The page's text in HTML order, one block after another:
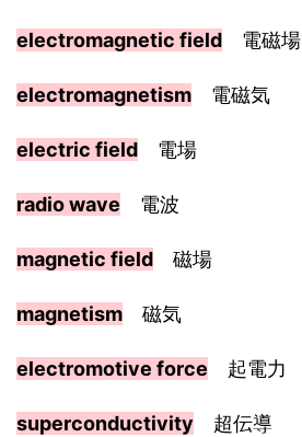
electromagnetic field 電磁場
electromagnetism 電磁気
electric field 電場
radio wave 電波
magnetic field 磁場
magnetism 磁気
electromotive force 起電力
superconductivity 超伝導